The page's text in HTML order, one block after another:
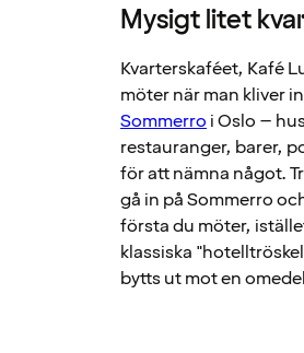
Mysigt litet
Kvarterskaféet, Kafé
möter när man kliver
Sommerro i Oslo –
restauranger, barer,
för att nämna något.
gå in på Sommerro
första du möter,
klassiska
bytts ut mot en